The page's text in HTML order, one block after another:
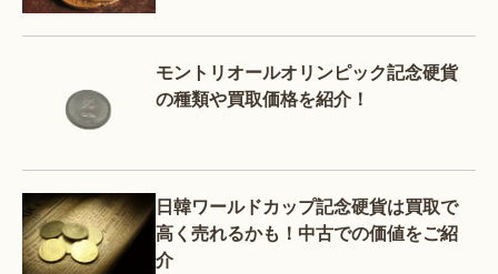
モントリオールオリンピック記念硬貨
の種類や買取価格を紹介！
日韓ワールドカップ記念硬貨は買取で
高く売れるかも！中古での価値をご紹
介